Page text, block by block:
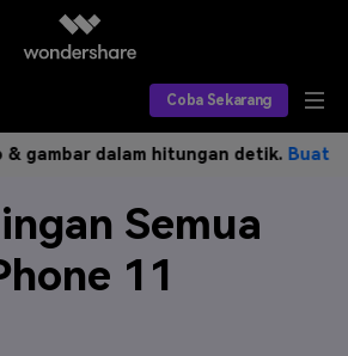
Coba Sekarang
AI
dalam hitungan detik.Buat
Semua
11